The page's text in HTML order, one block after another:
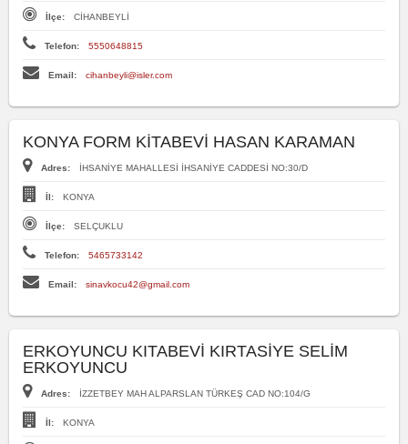
İlçe: CİHANBEYLİ
Telefon: 5550648815
Email: cihanbeyli@isler.com
KONYA FORM KİTABEVİ HASAN KARAMAN
Adres: İHSANİYE MAHALLESİ İHSANİYE CADDESİ NO:30/D
İl: KONYA
İlçe: SELÇUKLU
Telefon: 5465733142
Email: sinavkocu42@gmail.com
ERKOYUNCU KITABEVİ KIRTASİYE SELİM
ERKOYUNCU
Adres: İZZETBEY MAH ALPARSLAN TÜRKEŞ CAD NO:104/G
İl: KONYA